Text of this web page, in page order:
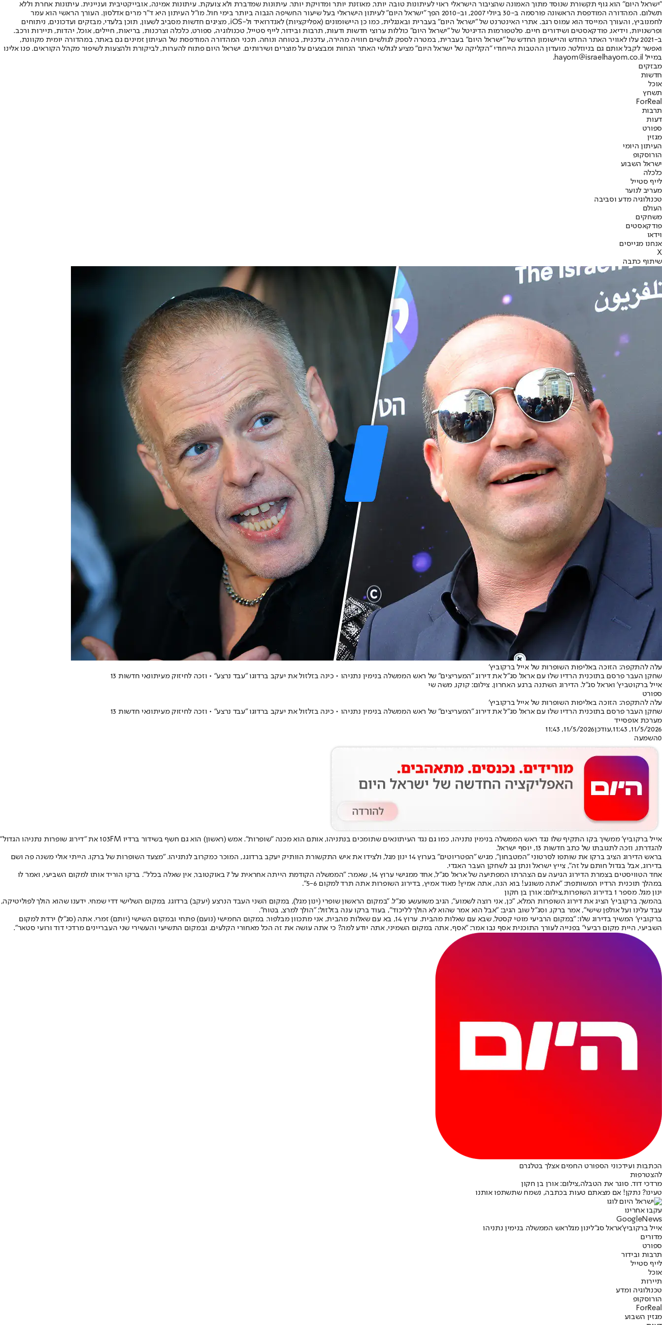
"ישראל היום" הוא גוף תקשורת שנוסד מתוך האמונה שהציבור הישראלי ראוי לעיתונות טובה יותר, מאוזנת יותר ומדויקת יותר. עיתונות שמדברת ולא צועקת. עיתונות אמינה, אובייקטיבית ועניינית. עיתונות אחרת וללא
תשלום. המהדורה המודפסת הראשונה פורסמה ב-30 ביולי 2007, וב-2010 הפך "ישראל היום" לעיתון הישראלי בעל שיעור החשיפה הגבוה ביותר בימי חול. מו"ל העיתון היא ד"ר מרים אדלסון. העורך הראשי הוא עמר
לחמנוביץ, והעורך המייסד הוא עמוס רגב. אתרי האינטרנט של "ישראל היום" בעברית ובאנגלית, כמו כן היישומונים (אפליקציות) לאנדרואיד ול-iOS, מציגים חדשות מסביב לשעון, תוכן בלעדי, מבזקים ועדכונים, ניתוחים
ופרשנויות, וידיאו, פודקאסטים ושידורים חיים. פלטפורמות הדיגיטל של "ישראל היום" כוללות ערוצי חדשות ודעות, תרבות ובידור, לייף סטייל, טכנולוגיה, ספורט, כלכלה וצרכנות, בריאות, חיילים, אוכל, יהדות, תיירות ורכב.
ב-2021 עלו לאוויר האתר החדש והיישומון החדש של "ישראל היום" בעברית, במטרה לספק לגולשים חוויה מהירה, עדכנית, בטוחה ונוחה. תכני המהדורה המודפסת של העיתון זמינים גם באתר, במהדורה יומית מקוונת,
ואפשר לקבל אותם גם בניוזלטר. מועדון ההטבות הייחודי "הקליקה של ישראל היום" מציע לגולשי האתר הנחות ומבצעים על מוצרים ושירותים. ישראל היום פתוח להערות, לביקורת ולהצעות לשיפור מקהל הקוראים. פנו אלינו
במייל hayom@israelhayom.co.il.
מבזקים
חדשות
אוכל
תשחץ
ForReal
תרבות
דעות
ספורט
מגזין
העיתון היומי
הורוסקופ
ישראל השבוע
כלכלה
לייף סטייל
מעריב לנוער
טכנולוגיה מדע וסביבה
העולם
משחקים
פודקאסטים
וידאו
אנחנו מגייסים
X
שיתוף כתבה
עלה להתקפה: הזוכה באליפות השופרות של אייל ברקוביץ'
שחקן העבר פרסם בתוכנית הרדיו שלו עם אראל סג"ל את דירוג "המעריצים" של ראש הממשלה בנימין נתניהו • כינה בזלזול את יעקב ברדוגו "עבד נרצע" • וזכה לחיזוק מעיתונאי חדשות 13
אייל ברקוטביץ' ואראל סג"ל. הדירוג השתנה ברגע האחרון. צילום: קוקו, משה שי
ספורט
עלה להתקפה: הזוכה באליפות השופרות של אייל ברקוביץ'
שחקן העבר פרסם בתוכנית הרדיו שלו עם אראל סג"ל את דירוג "המעריצים" של ראש הממשלה בנימין נתניהו • כינה בזלזול את יעקב ברדוגו "עבד נרצע" • וזכה לחיזוק מעיתונאי חדשות 13
מערכת אופסייד
11/5/2026, 11:43
,עודכן11/5/2026, 11:43
0השמעה
אייל ברקוביץ' ממשיך בקו התקיף שלו נגד ראש הממשלה בנימין נתניהו, כמו גם נגד העיתונאים שתומכים בנתניהו, אותם הוא מכנה "שופרות". אמש (ראשון) הוא גם חשף בשידור ברדיו 103FM את "דירוג שופרות נתניהו הגדול"
להגדרתו, וזכה לתגובתו של כתב חדשות 13, יוסף ישראל.
בראש הדירוג הציב ברקו את שותפו לסרטוני "המטבחון", מגיש "הפטריוטים" בערוץ 14 ינון מגל, ולצידו את איש התקשורת הוותיק יעקב ברדוגו., המוכר כמקרוב לנתניהו. ״מצעד השופרות של ברקו. הייתי אולי משנה פה ושם
בדירוג, אבל בגדול חותם על זה", צייץ ישראל ונתן גב לשחקן העבר האגדי.
אחד הטוויסטים בצמרת הדירוג הגיעה עם הצהרתו המפתיעה של אראל סג"ל, אחד ממגישי ערוץ 14, שאמר: "הממשלה הקודמת הייתה אחראית על 7 באוקטובר, אין שאלה בכלל". ברקו הוריד אותו למקום השביעי, ואמר לו
במהלך תוכנית הרדיו המשותפת: "אתה משוגע! בוא הנה, אתה אמיץ! מאוד אמיץ, בדירוג השופרות אתה תרד למקום 5-6".
ינון מגל. מספר 1 בדירוג השופרות,צילום: אורן בן חקון
בהמשך, ברקוביץ' הציג את דירוג השופרות המלא, "כן, אני רוצה לשמוע", הגיב משועשע סג"ל. "במקום הראשון שופרי (ינון מגל), במקום השני העבד הנרצע (יעקב) ברדוגו. במקום השלישי דדי שמחי. ידענו שהוא הולך לפוליטיקה,
עבד עלינו ועל אולפן שישי", אמר ברקו, וסג"ל שוב הגיב: "אבל הוא אמר שהוא לא הולך לליכוד", בעוד ברקו ענה בזלזול: "הולך למרצ, בטוח".
ברקוביץ׳ המשיך בדירוג שלו: "במקום הרביעי מוטי קסטל, שבא עם שאלות מהבית. ערוץ 14, בא עם שאלות מהבית, אני מתכוון מבלפור. במקום החמישי (נועם) פתחי ובמקום השישי (יותם) זמרי. אתה (סג״ל) ירדת למקום
השביעי, היית מקום רביעי" בפנייה לעורך התוכנית אסף נבו אמר: "אסף, אתה במקום השמיני, אתה יודע למה? כי אתה עושה את זה הכל מאחורי הקלעים. ובמקום התשיעי והעשירי שני העבריינים מרדכי דוד ורועי סטאר".
הכתבות ועידכוני הספורט החמים אצלך בטלגרם
להצטרפות
מרדכי דוד. סוגר את הטבלה,צילום: אורן בן חקון
טעינו? נתקן! אם מצאתם טעות בכתבה, נשמח שתשתפו אותנו
עקבו אחרינו
Googl eNews
אייל ברקוביץ'אראל סג"לינון מגלראש הממשלה בנימין נתניהו
מדורים
ספורט
תרבות ובידור
לייף סטייל
אוכל
תיירות
טכנולוגיה ומדע
הורוסקופ
ForReal
מגזין השבוע